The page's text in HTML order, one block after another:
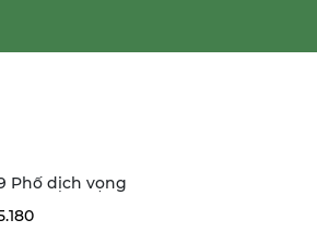
Phố dịch vọng